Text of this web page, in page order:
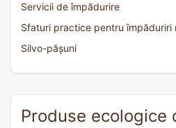
Servicii de împădurire
Sfaturi practice pentru împăduriri
Silvo-pășuni
Produse ecologice